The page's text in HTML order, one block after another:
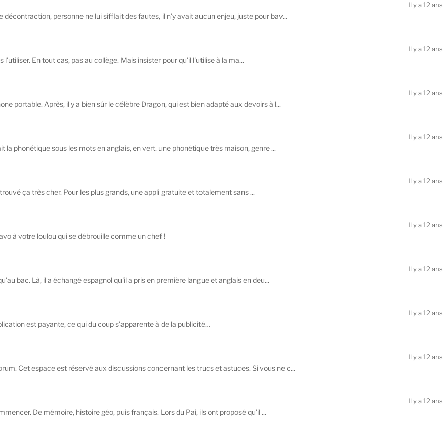
personne ne lui sifflait des fautes, il n'y avait aucun enjeu, juste pour bav...
Il y a 12 ans
En tout cas, pas au collège. Mais insister pour qu'il l'utilise à la ma...
Il y a 12 ans
portable. Après, il y a bien sûr le célèbre Dragon, qui est bien adapté aux devoirs à l...
Il y a 12 ans
phonétique sous les mots en anglais, en vert. une phonétique très maison, genre ...
Il y a 12 ans
ça très cher. Pour les plus grands, une appli gratuite et totalement sans ...
Il y a 12 ans
à votre loulou qui se débrouille comme un chef !
Il y a 12 ans
bac. Là, il a échangé espagnol qu'il a pris en première langue et anglais en deu...
Il y a 12 ans
est payante, ce qui du coup s'apparente à de la publicité…
Il y a 12 ans
Cet espace est réservé aux discussions concernant les trucs et astuces. Si vous ne c...
Il y a 12 ans
De mémoire, histoire géo, puis français. Lors du Pai, ils ont proposé qu'il ...
Il y a 12 ans